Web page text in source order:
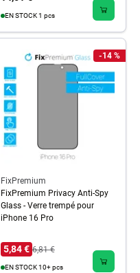
EN STOCK 1 pcs
-14 %
FixPremium
FixPremium Privacy Anti-Spy
Glass - Verre trempé pour
iPhone 16 Pro
5,84 € 6,81 €
EN STOCK 10+ pcs